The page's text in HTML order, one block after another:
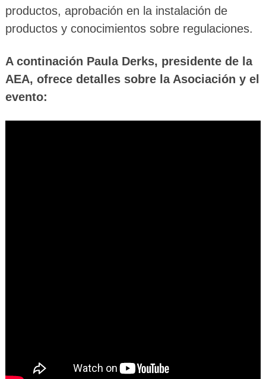
productos, aprobación en la instalación de
productos y conocimientos sobre regulaciones.
A continación Paula Derks, presidente de la
AEA, ofrece detalles sobre la Asociación y el
evento: